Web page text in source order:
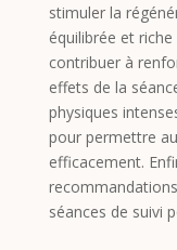
stimuler la
équilibrée et
contribuer à
effets de la
physiques
pour permettre
efficacement.
séances de suivi